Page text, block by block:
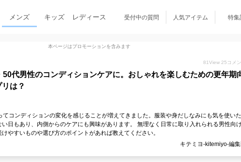
メンズ キッズ レディース 受付中の質問 人気アイテム 特集
本ページはプロモーションを含みます
81View 25 コメ
50代男性のコンディションケアに。おしゃれを楽しむための更年期
は？
コンディションの変化を感じることが増えてきました。服装や身だしなみにも気を使いた
日もあり、内側からのケアにも興味があります。 無理なく日常に取り入れられる男性向け
やすいものや選び方のポイントがあれば教えてください。
キテミヨ-kitemiyo-編